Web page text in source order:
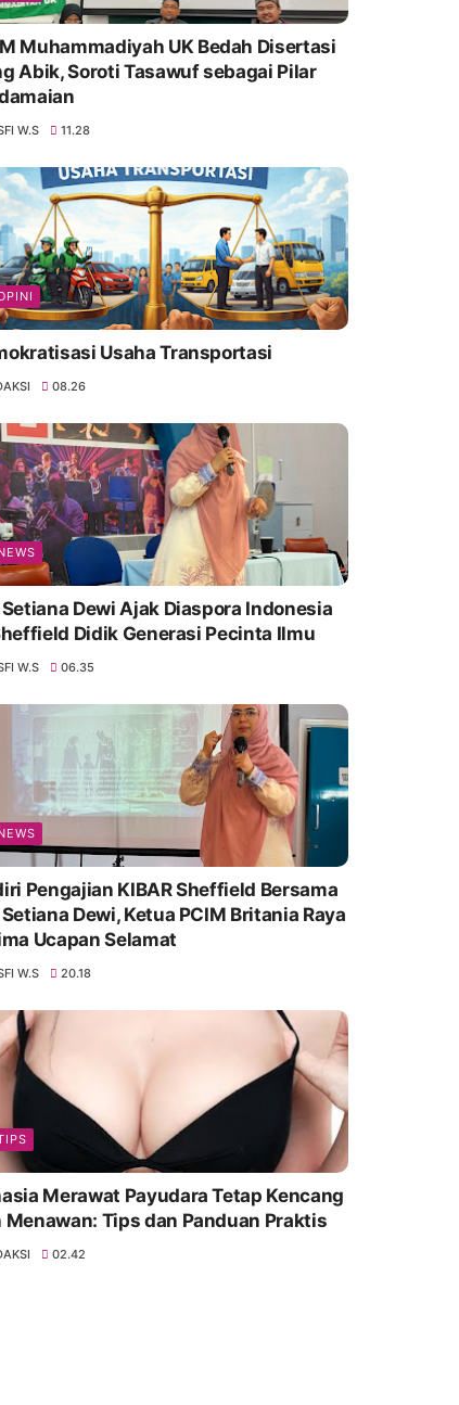
Muhammadiyah UK Bedah Disertasi
Abik, Soroti Tasawuf sebagai Pilar
W.S 11.28
Usaha Transportasi
08.26
Dewi Ajak Diaspora Indonesia
Didik Generasi Pecinta Ilmu
W.S 06.35
Pengajian KIBAR Sheffield Bersama
Dewi, Ketua PCIM Britania Raya
Ucapan Selamat
W.S 20.18
Merawat Payudara Tetap Kencang
Menawan: Tips dan Panduan Praktis
02.42